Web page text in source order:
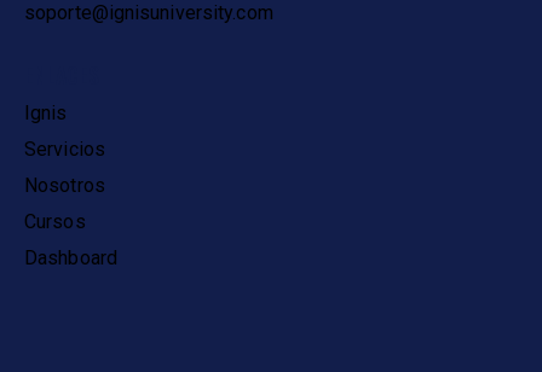
soporte@ignisuniversity.com
Ignis
Servicios
Nosotros
Cursos
Dashboard